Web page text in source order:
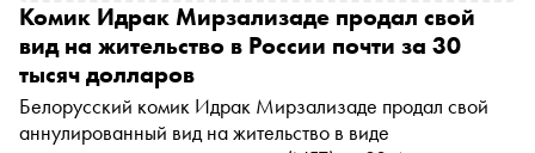
Комик Идрак Мирзализаде продал свой
вид на жительство в России почти за 30
тысяч долларов
Белорусский комик Идрак Мирзализаде продал свой
аннулированный вид на жительство в виде